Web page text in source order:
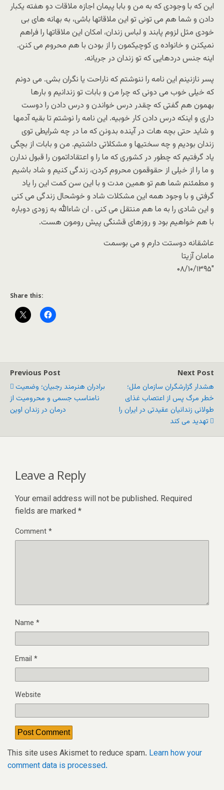
این که با وجودی که به من و بابا پیمان اجازه ملاقات دو هفته یکبار
دادن و شما هم می تونی تو این ملاقاتها باشی، به بهانه های بی
خودی مثل لزوم پابند و لباس زندان، امکان این ملاقاتها را فراهم
نمیکنن و خانواده ی کوچیکمون را از بودن با هم محروم می کنن.
اینه جنس دردهایی که تو زندان در جریانه.
پسر نازنینم این نامه را ننوشتم که ناراحت یا نگران بشی. می دونم
که خیلی خوب می دونی که چرا من و بابات تو زندانیم و بارها
بهمون هم گفتی که چقدر درس خواندن و درس دادن را دوست
داری و اینکه درس دادن کار خوبیه. این نامه را نوشتم تا بقیه آدمها
و شاید حتی بچه هات در آینده بدونن که ما در چه شرایطی توی
زندان بودیم و چه سختیها و مشکلاتی داشتیم. من و بابات از بچگی
یاد گرفتیم که چطور در کشوری که ما را و اعتقاداتمون را قبول ندارن
و ما را از خیلی از حقوقمون محروم کردن، زندگی کنیم و شاد باشیم
و مطمئنم شما هم تو همین مدت و با این سن کمت این را یاد
گرفتی و با وجود همه این مشکلات شاد و خوشحال زندگی می کنی
و این شادی را به ما هم منتقل می کنی . ان شاءالله به زودی دوباره
با هم خواهیم بود و روزهای قشنگی پیش رومون هست.
عاشقانه دوستت دارم و می بوسمت
مامان آزیتا
۰۸/۱۰/۱۳۹۵″
Share this:
Previous Post
برادران هنرمند رجبیان؛ وضعیت
نامناسب جسمی و محرومیت از
درمان در زندان اوین
Next Post
هشدار گزارشگران سازمان ملل؛
خطر مرگ پس از اعتصاب غذای
طولانی زندانیان عقیدتی در ایران را
تهدید می کند
Leave a Reply
Your email address will not be published. Required
fields are marked *
Comment*
Name *
Email *
Website
This site uses Akismet to reduce spam. Learn how your
comment data is processed.